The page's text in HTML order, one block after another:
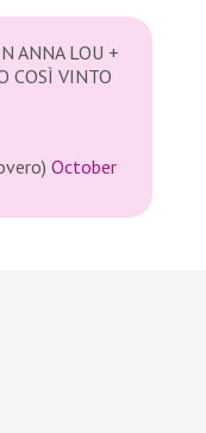
ANNA LOU +
COSÌ VINTO
October